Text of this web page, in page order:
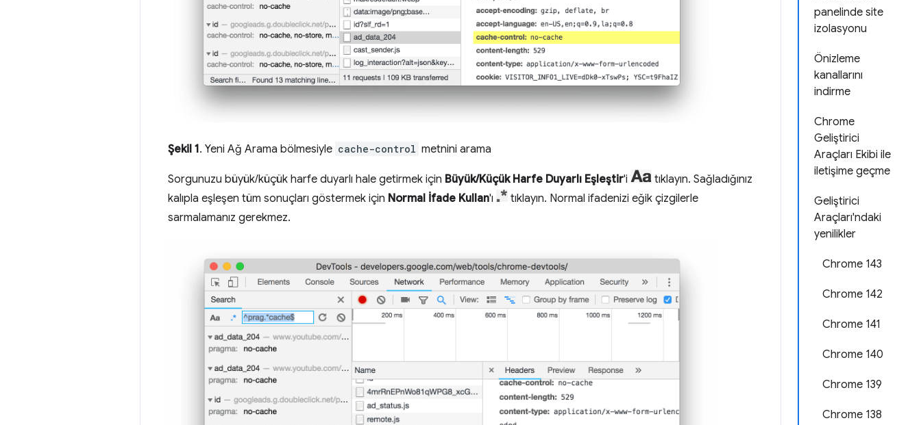
panelinde site
izolasyonu
Önizleme
kanallarını
indirme
Chrome
Geliştirici
Araçları Ekibi ile
iletişime geçme
Geliştirici
Araçları'ndaki
yenilikler
Chrome 143
Chrome 142
Chrome 141
Chrome 140
Chrome 139
Chrome 138
Şekil 1. Yeni Ağ Arama bölmesiyle cache-control metnini arama
Sorgunuzu büyük/küçük harfe duyarlı hale getirmek için Büyük/Küçük Harfe Duyarlı Eşleştir'i
tıklayın. Sağladığınız
kalıpla eşleşen tüm sonuçları göstermek için Normal İfade Kullan'ı
tıklayın. Normal ifadenizi eğik çizgilerle
sarmalamanız gerekmez.